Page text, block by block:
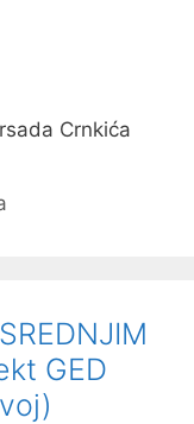
Crnkića
GED